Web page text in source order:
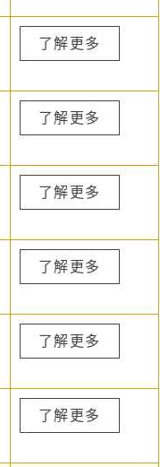
了解更多
了解更多
了解更多
了解更多
了解更多
了解更多